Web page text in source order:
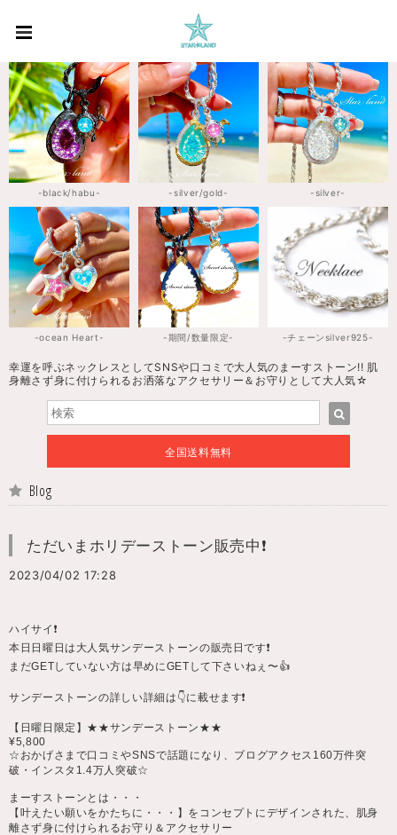
-black/habu- -silver/gold- -silver-
-ocean Heart- -期間/数量限定- -チェーンsilver925-
幸運を呼ぶネックレスとしてSNSや口コミで大人気のまーすストーン!! 肌
身離さず身に付けられるお洒落なアクセサリー＆お守りとして大人気☆
全国送料無料
Blog
ただいまホリデーストーン販売中❗️
2023/04/02 17:28
ハイサイ❗️
本日日曜日は大人気サンデーストーンの販売日です❗️
まだGETしていない方は早めにGETして下さいねぇ〜👍
サンデーストーンの詳しい詳細は👇に載せます❗️
【日曜日限定】★★サンデーストーン★★
¥5,800
☆おかげさまで口コミやSNSで話題になり、ブログアクセス160万件突
破・インスタ1.4万人突破☆
まーすストーンとは・・・
【叶えたい願いをかたちに・・・】をコンセプトにデザインされた、肌身
離さず身に付けられるお守り＆アクセサリー